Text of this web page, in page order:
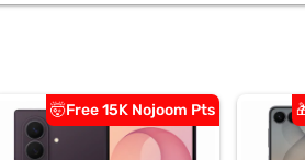
Free 15K Nojoom Pts🤯